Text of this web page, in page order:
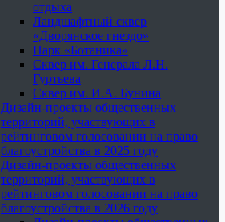
отдыха
Ландшафтный сквер
«Дворянское гнездо»
Парк «Ботаника»
Сквер им. Генерала Л.Н.
Гуртьева
Сквер им. И.А. Бунина
Дизайн-проекты общественных
территорий, участвующих в
рейтинговом голосовании на право
благоустройства в 2025 году
Дизайн-проекты общественных
территорий, участвующих в
рейтинговом голосовании на право
благоустройства в 2026 году